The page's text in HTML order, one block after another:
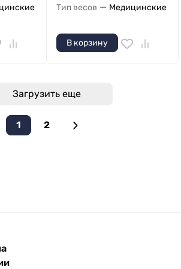
Тип весов — Медицинские
В корзину
Загрузить еще
1 2